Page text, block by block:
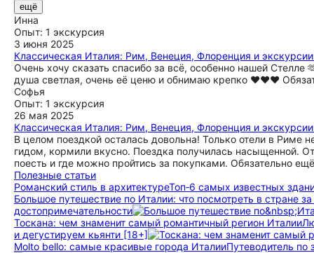
ещё
Инна
Опыт: 1 экскурсия
3 июня 2025
Классическая Италия: Рим, Венеция, Флоренция и
Очень хочу сказать спасибо за всё, особенно нашей
душа светлая, очень её ценю и обнимаю крепко ❤️❤️❤️
Софья
Опыт: 1 экскурсия
26 мая 2025
Классическая Италия: Рим, Венеция, Флоренция и
В целом поездкой осталась довольна! Только отели в Риме
гидом, кормили вкусно. Поездка получилась насыщенной.
поесть и где можно пройтись за покупками. Обязательно
Полезные статьи
Романский стиль в архитектуреТоп‑6 самых известных
Большое путешествие по Италии: что посмотреть в стране
достопримечательности
Тоскана: чем знаменит самый романтичный регион Италии
и дегустируем кьянти [18+]
Molto bello: cамые красивые города ИталииПутеводитель по